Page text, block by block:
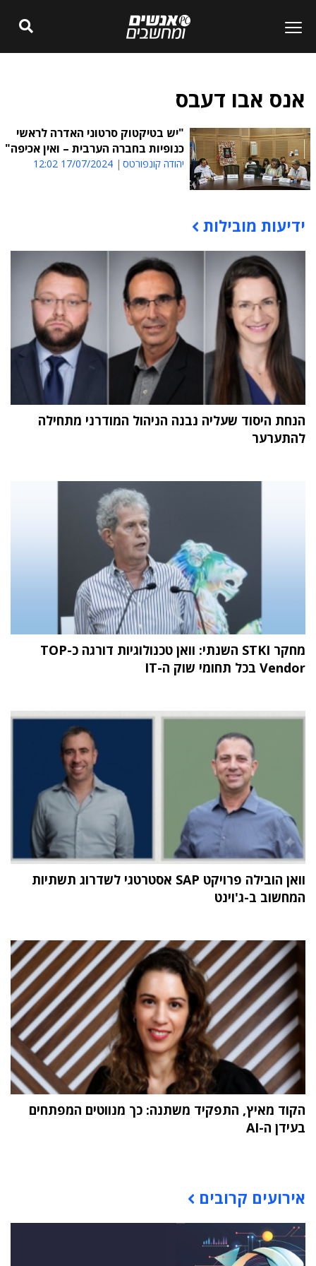
אנס אבו דעבס
"יש בטיקטוק סרטוני האדרה לראשי
כנופיות בחברה הערבית – ואין אכיפה"
יהודה קונפורטס 17/07/2024 12:02
תוכן פרסומי
ידיעות מובילות
הנחת היסוד שעליה נבנה הניהול המודרני מתחילה
להתערער
מחקר STKI השנתי: וואן טכנולוגיות דורגה כ-TOP
Vendor בכל תחומי שוק ה-IT
וואן הובילה פרויקט SAP אסטרטגי לשדרוג תשתיות
המחשוב ב-ג'וינט
הקוד מאיץ, התפקיד משתנה: כך מנווטים המפתחים
בעידן ה-AI
אירועים קרובים